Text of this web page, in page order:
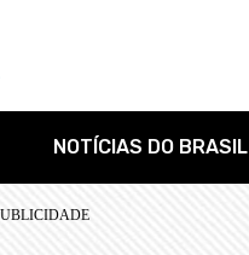
NOTÍCIAS DO BRASIL